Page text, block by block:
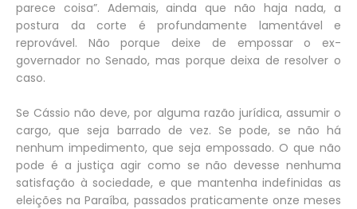
parece coisa”. Ademais, ainda que não haja nada, a
postura da corte é profundamente lamentável e
reprovável. Não porque deixe de empossar o ex-
governador no Senado, mas porque deixa de resolver o
caso.
Se Cássio não deve, por alguma razão jurídica, assumir o
cargo, que seja barrado de vez. Se pode, se não há
nenhum impedimento, que seja empossado. O que não
pode é a justiça agir como se não devesse nenhuma
satisfação à sociedade, e que mantenha indefinidas as
eleições na Paraíba, passados praticamente onze meses